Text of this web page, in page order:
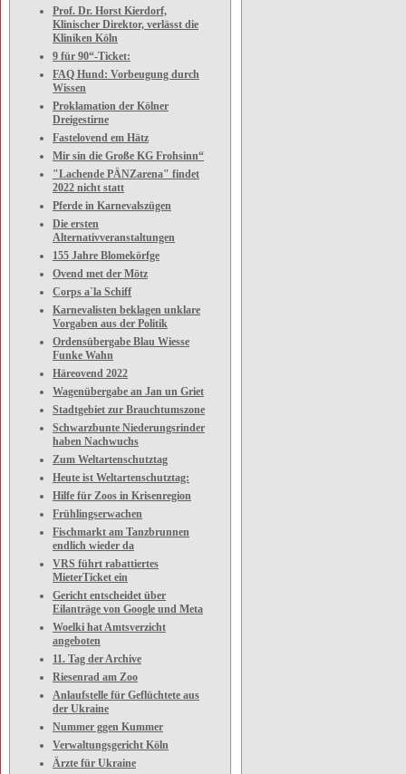
Prof. Dr. Horst Kierdorf,
Klinischer Direktor, verlässt die
Kliniken Köln
9 für 90“-Ticket:
FAQ Hund: Vorbeugung durch
Wissen
Proklamation der Kölner
Dreigestirne
Fastelovend em Hätz
Mir sin die Große KG Frohsinn“
"Lachende PÄNZarena" findet
2022 nicht statt
Pferde in Karnevalszügen
Die ersten
Alternativveranstaltungen
155 Jahre Blomekörfge
Ovend met der Mötz
Corps a`la Schiff
Karnevalisten beklagen unklare
Vorgaben aus der Politik
Ordensübergabe Blau Wiesse
Funke Wahn
Häreovend 2022
Wagenübergabe an Jan un Griet
Stadtgebiet zur Brauchtumszone
Schwarzbunte Niederungsrinder
haben Nachwuchs
Zum Weltartenschutztag
Heute ist Weltartenschutztag:
Hilfe für Zoos in Krisenregion
Frühlingserwachen
Fischmarkt am Tanzbrunnen
endlich wieder da
VRS führt rabattiertes
MieterTicket ein
Gericht entscheidet über
Eilanträge von Google und Meta
Woelki hat Amtsverzicht
angeboten
11. Tag der Archive
Riesenrad am Zoo
Anlaufstelle für Geflüchtete aus
der Ukraine
Nummer ggen Kummer
Verwaltungsgericht Köln
Ärzte für Ukraine